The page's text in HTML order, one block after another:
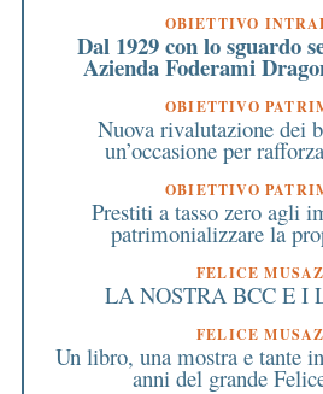
OBIETTIVO
Dal 1929 con lo sguardo
Azienda Foderami
OBIETTIVO
Nuova rivalutazione dei
un’occasione per
OBIETTIVO
Prestiti a tasso zero agli
patrimonializzare la
FELICE
LA NOSTRA BCC E I
FELICE
Un libro, una mostra e tante
anni del grande